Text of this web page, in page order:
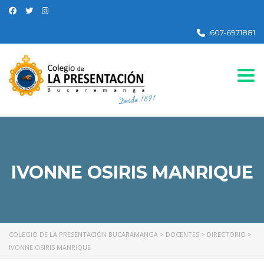
607-6971881
IVONNE OSIRIS MANRIQUE
COLEGIO DE LA PRESENTACIÓN BUCARAMANGA > DOCENTES > DIRECTORIO >
IVONNE OSIRIS MANRIQUE